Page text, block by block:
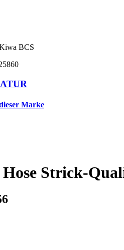
BCS
Marke
Strick-